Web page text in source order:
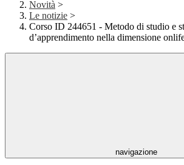
Novità >
Le notizie >
Corso ID 244651 - Metodo di studio e
d’apprendimento nella dimensione
navigazione